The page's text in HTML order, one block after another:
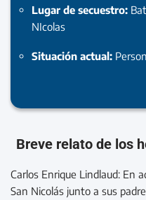
Lugar de secuestro:
NIcolas
Situación actual:
Breve relato de los
Carlos Enrique Lindlaud: En
San Nicolás junto a sus